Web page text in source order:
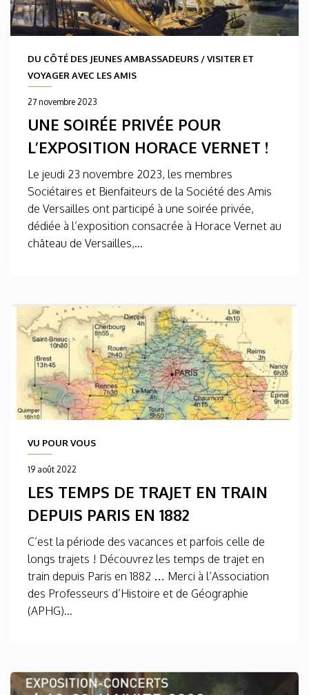
DU CÔTÉ DES JEUNES AMBASSADEURS /VISITER ET
VOYAGER AVEC LES AMIS
27 novembre 2023
UNE SOIRÉE PRIVÉE POUR
L’EXPOSITION HORACE VERNET !
Le jeudi 23 novembre 2023, les membres
Sociétaires et Bienfaiteurs de la Société des Amis
de Versailles ont participé à une soirée privée,
dédiée à l’exposition consacrée à Horace Vernet au
château de Versailles,...
VU POUR VOUS
19 août 2022
LES TEMPS DE TRAJET EN TRAIN
DEPUIS PARIS EN 1882
C’est la période des vacances et parfois celle de
longs trajets ! Découvrez les temps de trajet en
train depuis Paris en 1882 … Merci à l’Association
des Professeurs d’Histoire et de Géographie
(APHG)...